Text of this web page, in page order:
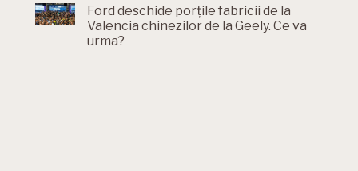
Ford deschide porțile fabricii de la
Valencia chinezilor de la Geely. Ce va
urma?